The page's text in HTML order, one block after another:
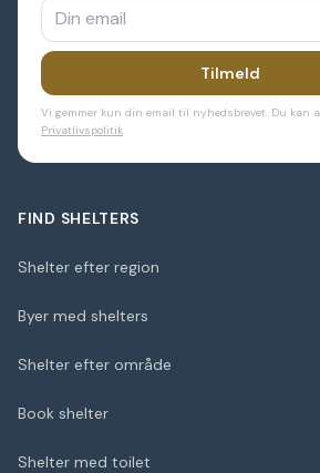
Tilmeld
Vi gemmer kun din email til nyhedsbrevet. Du kan
Privatlivspolitik
FIND SHELTERS
Shelter efter region
Byer med shelters
Shelter efter område
Book shelter
Shelter med toilet